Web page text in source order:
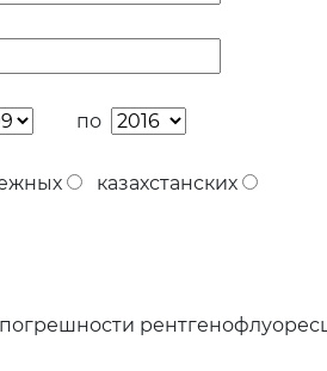
по
казахстанских